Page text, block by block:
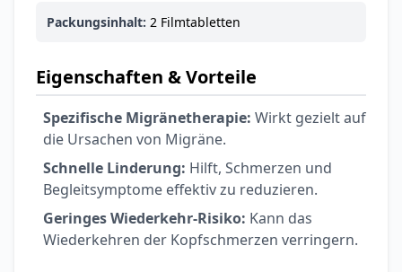
Packungsinhalt: 2 Filmtabletten
Eigenschaften & Vorteile
Spezifische Migränetherapie: Wirkt gezielt auf
die Ursachen von Migräne.
Schnelle Linderung: Hilft, Schmerzen und
Begleitsymptome effektiv zu reduzieren.
Geringes Wiederkehr-Risiko: Kann das
Wiederkehren der Kopfschmerzen verringern.